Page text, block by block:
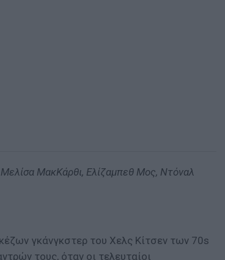
ΜακΚάρθι, Ελίζαμπεθ Μος, Ντόναλ
γκάνγκστερ του Χελς Κίτσεν των 70s
τους, όταν οι τελευταίοι